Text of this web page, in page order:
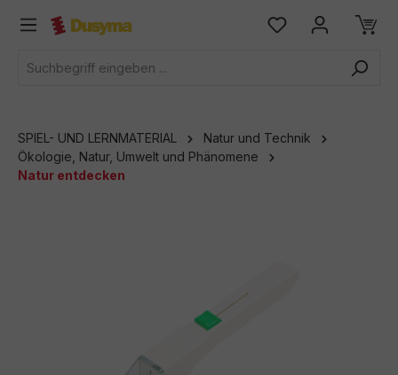
springen
SPIEL- UND LERNMATERIAL
Natur und Technik
Ökologie, Natur, Umwelt und Phänomene
Natur entdecken